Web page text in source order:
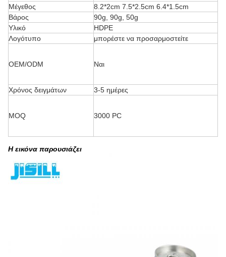
Μέγεθος
8.2*2cm 7.5*2.5cm 6.4*1.5cm
Βάρος
90g, 90g, 50g
Υλικό
HDPE
Λογότυπο
μπορέστε να προσαρμοστείτε
OEM/ODM Ναι
Χρόνος δειγμάτων 3-5 ημέρες
MOQ 3000 PC
Η εικόνα παρουσιάζει